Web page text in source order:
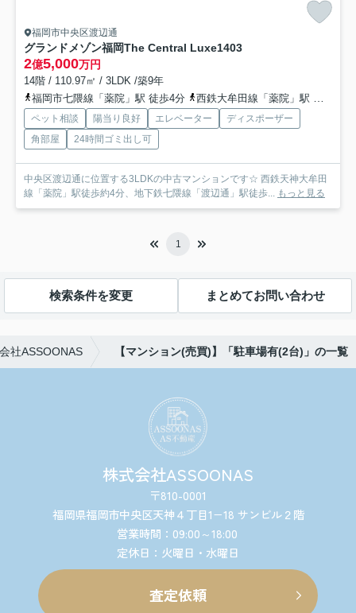
福岡市中央区渡辺通
グランドメゾン福岡The Central Luxe1403
2億5,000万円
14階 / 110.97㎡ / 3LDK /築9年
福岡市七隈線「薬院」駅 徒歩4分
西鉄大牟田線「薬院」駅 徒歩3分
ペット相談 陽当り良好 エレベーター
ディスポーザー
角部屋
24時間ゴミ出し可
中央区渡辺通に位置する3LDKの中古マンションです☆ 西鉄天神大牟田
線「薬院」駅徒歩約4分、地下鉄七隈線「渡辺通」駅徒歩...
もっと見る
1
検索条件を変更 まとめてお問い合わせ
社ASSOONAS 【マンション(売買)】「駐車場有(2台)」の一覧
株式会社ASSOONAS
〒810-0001
福岡県福岡市中央区天神４丁目1−18 サンビル２階
営業時間：09:00～18:00
定休日：火曜日・水曜日
査定依頼